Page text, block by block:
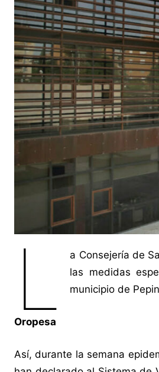
L
a Consejería de
las medidas
municipio de
Oropesa
Así, durante la semana